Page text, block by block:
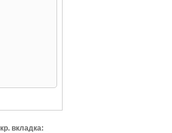
вкладка: